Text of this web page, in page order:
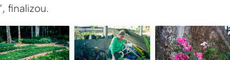
finalizou.